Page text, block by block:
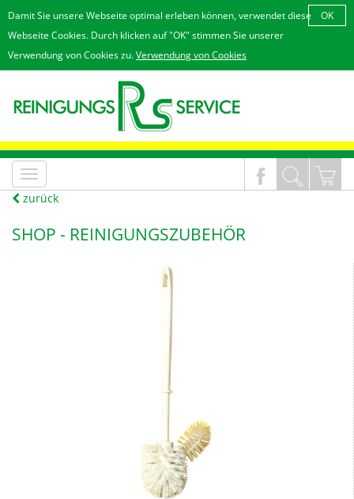
Damit Sie unsere Webseite optimal erleben können, verwendet diese
Webseite Cookies. Durch klicken auf "OK" stimmen Sie unserer
Verwendung von Cookies zu.Verwendung von Cookies
OK
MenÃ¼
an/aus
zurück
SHOP - REINIGUNGSZUBEHÖR